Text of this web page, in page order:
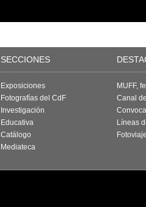
SECCIONES
Exposiciones
Fotografías del CdF
Investigación
Educativa
Catálogo
Mediateca
MUFF,
Canal
Líneas